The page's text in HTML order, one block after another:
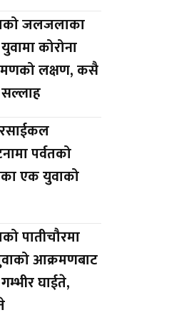
जलजलाका
कोरोना
लक्षण, कसै
पर्वतको
एक युवाको
पातीचौरमा
आक्रमणबाट
घाईते,